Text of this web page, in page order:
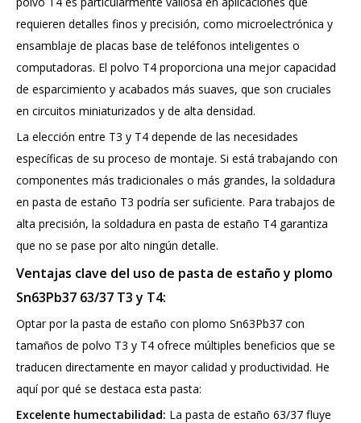
requieren detalles finos y precisión, como microelectrónica y
ensamblaje de placas base de teléfonos inteligentes o
computadoras. El polvo T4 proporciona una mejor capacidad
de esparcimiento y acabados más suaves, que son cruciales
en circuitos miniaturizados y de alta densidad.
La elección entre T3 y T4 depende de las necesidades
específicas de su proceso de montaje. Si está trabajando con
componentes más tradicionales o más grandes, la soldadura
en pasta de estaño T3 podría ser suficiente. Para trabajos de
alta precisión, la soldadura en pasta de estaño T4 garantiza
que no se pase por alto ningún detalle.
Ventajas clave del uso de pasta de estaño y plomo
Sn63Pb37 63/37 T3 y T4:
Optar por la pasta de estaño con plomo Sn63Pb37 con
tamaños de polvo T3 y T4 ofrece múltiples beneficios que se
traducen directamente en mayor calidad y productividad. He
aquí por qué se destaca esta pasta:
Excelente humectabilidad: La pasta de estaño 63/37 fluye